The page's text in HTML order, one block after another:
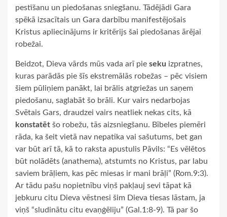
pestīšanu un piedošanas sniegšanu. Tādējādi Gara
spēkā izsacītais un Gara darbību manifestējošais
Kristus apliecinājums ir kritērijs šai piedošanas ārējai
robežai.
Beidzot, Dieva vārds mūs vada arī pie seku izpratnes,
kuras parādās pie šīs ekstremālās robežas – pēc visiem
šiem pūliņiem panākt, lai brālis atgriežas un saņem
piedošanu, saglabāt šo brāli. Kur vairs nedarbojas
Svētais Gars, draudzei vairs neatliek nekas cits, kā
konstatēt šo robežu, tās aizsniegšanu. Bībeles piemēri
rāda, ka šeit vietā nav nepatika vai sašutums, bet gan
var būt arī tā, kā to raksta apustulis Pāvils: “Es vēlētos
būt nolādēts (anathema), atstumts no Kristus, par labu
saviem brāļiem, kas pēc miesas ir mani brāļi” (Rom.9:3).
Ar tādu pašu nopietnību viņš pakļauj sevi tāpat kā
jebkuru citu Dieva vēstnesi šim Dieva tiesas lāstam, ja
viņš “sludinātu citu evaņģēliju” (Gal.1:8-9). Tā par šo